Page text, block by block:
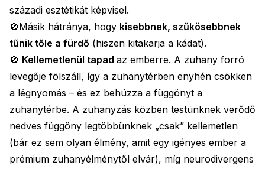
századi esztétikát képvisel.
🚫Másik hátránya, hogy kisebbnek, szűkösebbnek
tűnik tőle a fürdő (hiszen kitakarja a kádat).
🚫 Kellemetlenül tapad az emberre. A zuhany forró
levegője fölszáll, így a zuhanytérben enyhén csökken
a légnyomás – és ez behúzza a függönyt a
zuhanytérbe. A zuhanyzás közben testünknek verődő
nedves függöny legtöbbünknek „csak” kellemetlen
(bár ez sem olyan élmény, amit egy igényes ember a
prémium zuhanyélménytől elvár), míg neurodivergens